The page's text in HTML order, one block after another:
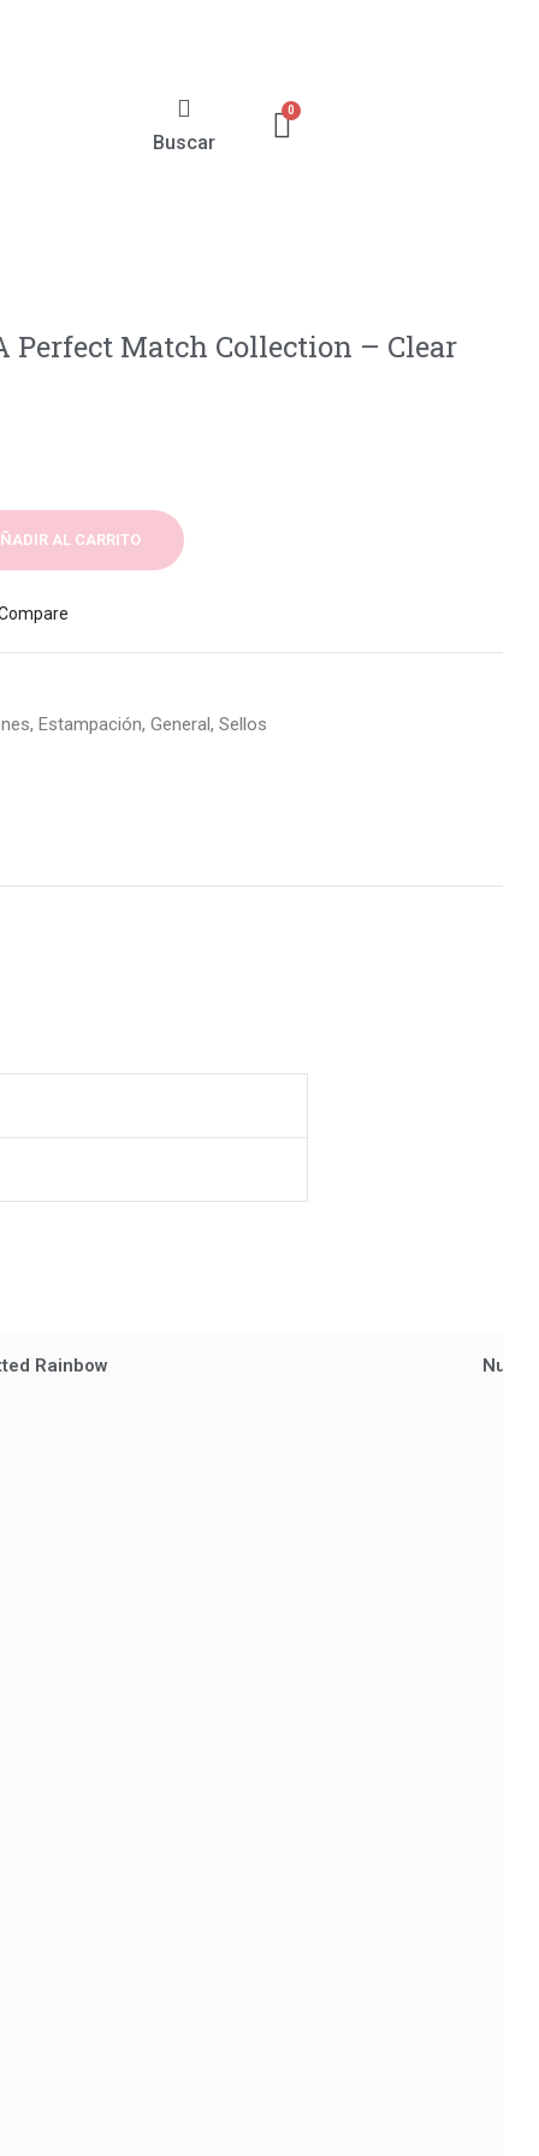
Buscar
Perfect Match Collection – Clear
AL CARRITO
, Estampación, General, Sellos
Rainbow Nuvo